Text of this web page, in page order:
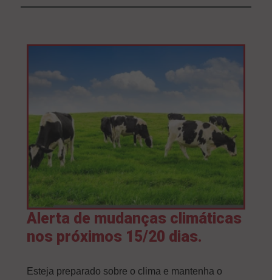
Alerta de mudanças climáticas
nos próximos 15/20 dias.
Esteja preparado sobre o clima e mantenha o